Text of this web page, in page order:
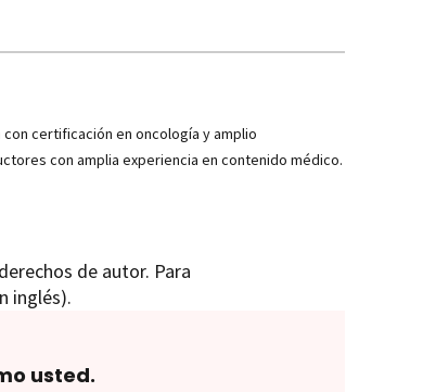
certificación en oncología y amplio
con amplia experiencia en contenido médico.
de autor. Para
inglés).
usted.